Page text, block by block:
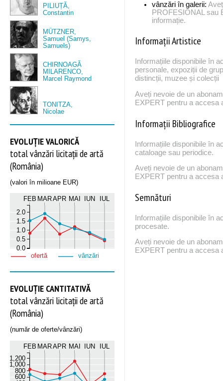
PILIUȚĂ,
Constantin
MÜTZNER,
Samuel (Samys,
Samuels)
CHIRNOAGĂ
MILARENCO,
Marcel Raymond
TONITZA,
Nicolae
EVOLUȚIE VALORICĂ
total vânzări licitații de artă
(România)
(valori în milioane EUR)
FEB MARAPR MAI IUN IUL
0.0
0.5
1.0
1.5
2.0
ofertă vânzări
EVOLUȚIE CANTITATIVĂ
total vânzări licitații de artă
(România)
(număr de oferte/vânzări)
FEB MARAPR MAI IUN IUL
600
800
1,000
1,200
vânzări în galerii:
PROFESIONAL sau
informație.
Informații Artistice
Informațiile disponibile în
personale, expoziții de
distincții, muzee și colecții
Aveți nevoie de un
EXPERT pentru a accesa
Informații Bibliografice
Informațiile disponibile în
cataloage sau periodice.
Aveți nevoie de un
EXPERT pentru a accesa
Semnături
Informațiile disponibile în
procesate.
Aveți nevoie de un
EXPERT pentru a accesa